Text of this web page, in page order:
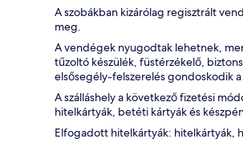
A szobákban kizárólag regisztrált
meg.
A vendégek nyugodtak lehetnek,
tűzoltó készülék, füstérzékelő,
elsősegély-felszerelés gondoskodik a
A szálláshely a következő fizetési
hitelkártyák, betéti kártyák és
Elfogadott hitelkártyák: hitelkártyák,